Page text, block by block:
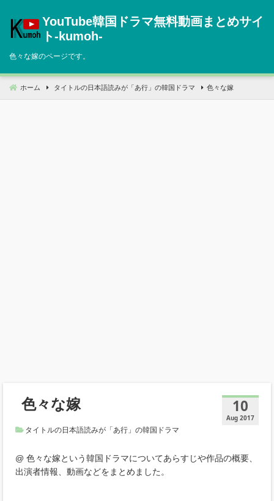
へ
動
YouTube韓国ドラマ無料動画まとめサイ
ト‐kumoh‐
色々な嫁のページです。
ホーム タイトルの日本語読みが「あ行」の韓国ドラマ 色々な嫁
10
Aug 2017
色々な嫁
タイトルの日本語読みが「あ行」の韓国ドラマ
@ 色々な嫁という韓国ドラマについてあらすじや作品の概要、
出演者情報、動画などをまとめました。